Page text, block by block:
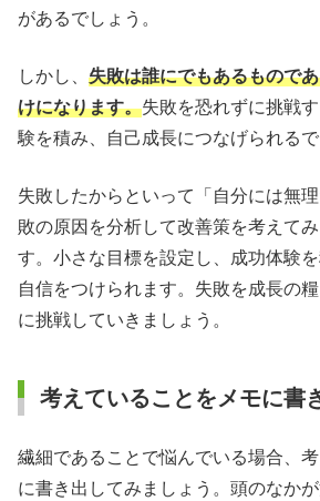
があるでしょう。
しかし、 失敗は誰にでもあるもので
けになります。失敗を恐れずに挑戦
験を積み、自己成長につなげられるで
失敗したからといって「自分には無
敗の原因を分析して改善策を考えて
す。小さな目標を設定し、成功体験を
自信をつけられます。失敗を成長の
に挑戦していきましょう。
考えていることをメモに書
繊細であることで悩んでいる場合、
に書き出してみましょう。頭のなか